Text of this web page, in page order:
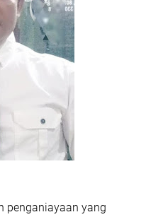
penganiayaan yang